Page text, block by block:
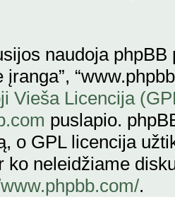
naudoja phpBB
Vieša Licencija
puslapio.
o GPL licencija
ko neleidžiame
.